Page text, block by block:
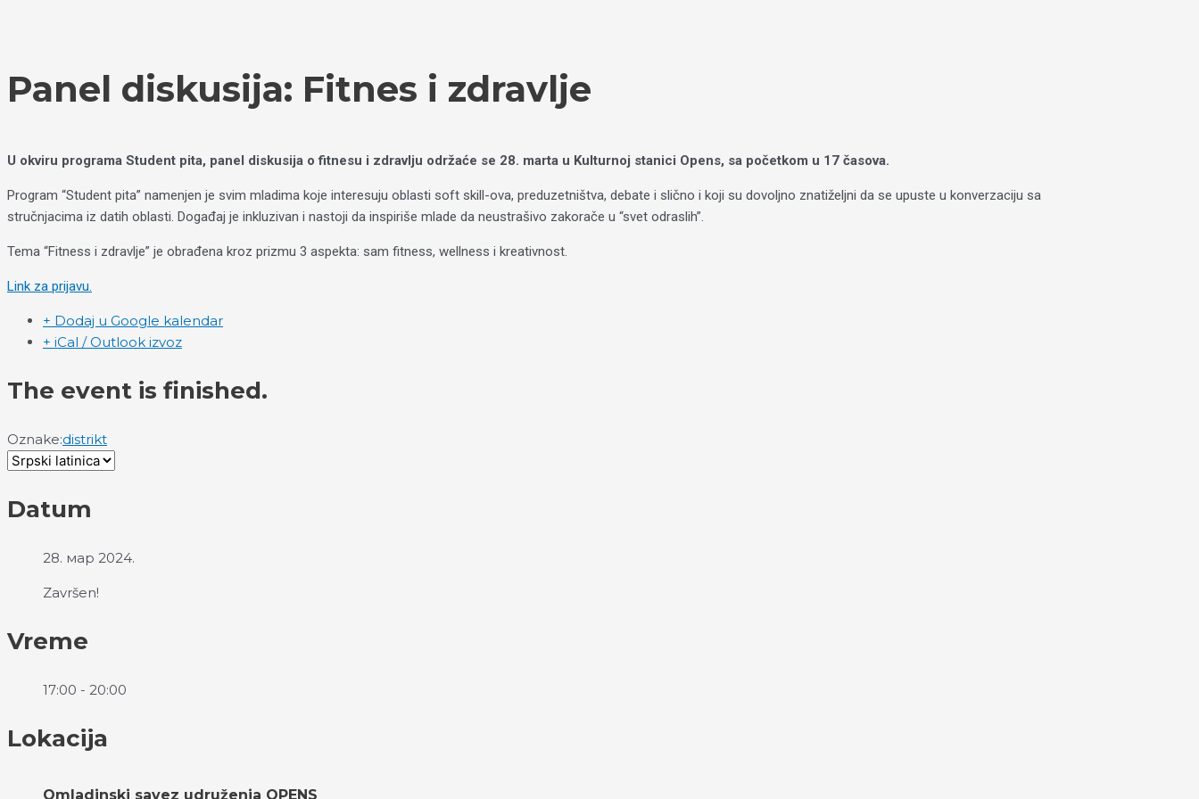
Panel diskusija: Fitnes i zdravlje
U okviru programa Student pita, panel diskusija o fitnesu i zdravlju održaće se 28. marta u Kulturnoj stanici Opens, sa početkom u 17 časova.
Program “Student pita” namenjen je svim mladima koje interesuju oblasti soft skill-ova, preduzetništva, debate i slično i koji su dovoljno znatiželjni da se upuste u konverzaciju sa
stručnjacima iz datih oblasti. Događaj je inkluzivan i nastoji da inspiriše mlade da neustrašivo zakorače u “svet odraslih”.
Tema “Fitness i zdravlje” je obrađena kroz prizmu 3 aspekta: sam fitness, wellness i kreativnost.
Link za prijavu.
+ Dodaj u Google kalendar
+ iCal / Outlook izvoz
The event is finished.
Oznake:distrikt
Datum
28. мар 2024.
Završen!
Vreme
17:00 - 20:00
Lokacija
Omladinski savez udruženja OPENS